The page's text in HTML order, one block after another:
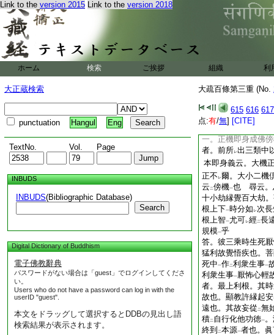
Link to the version 2015 Link to the version 2018
ホーム 検索 ご挨拶 組織 利
大正蔵検索
punctuation Hangul Eng
TextNo. Vol. Page
INBUDS
INBUDS(Bibliographic Database)
Search
Digital Dictionary of Buddhism
電子佛教辭典
パスワードがない場合は「guest」でログインしてくださ
い。
Users who do not have a password can log in with the
userID "guest".
本文をドラッグして選択するとDDBの見出し語
検索結果が表示されます。
大疏百條第三重 (No.
615 616 617
点:有/無] [CITE]
一生速疾旨分明也
言門修
行菩薩行
倶胝那由多劫積
。無量智慧方
徳。眞言菩薩初發
量僧祇所集功徳者
賢衆行也。即果後
徳初發心位具足也
子喩 也。前第九疏
文 不 可 爲 眞言
一。正機即身成佛
者。前所レ出三類中
本即身義云。大機
正不 レ爾。大小二機
云 二傍機一也 尋云。
十小劫縁覺百大劫
根上下一時分如 レ次
根上智一尤可レ經二長
規模一乎
答。彼三乘時生死
猛利故覺悟疾也。
死中一作二利衆生事一
利衆生事一厭怖心輕
者。最上利根。其
故也。顯教許縁起安
遠也。其故妄從 二無
積二 自行化他功徳一
終到
二本源一者也。